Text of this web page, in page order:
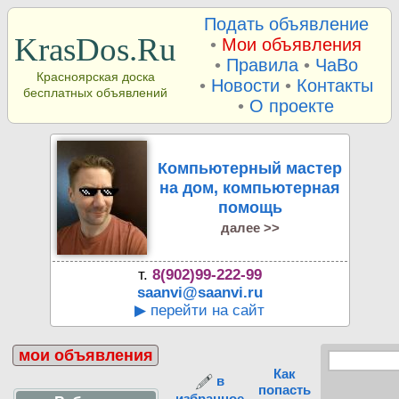
KrasDos.Ru
Красноярская доска
бесплатных объявлений
Подать объявление
• Мои объявления
• Правила• ЧаВо
• Новости • Контакты
• О проекте
Компьютерный мастер
на дом, компьютерная
помощь
далее >>
т. 8(902)99-222-99
saanvi@saanvi.ru
▶ перейти на сайт
мои объявления
в
Как
попасть